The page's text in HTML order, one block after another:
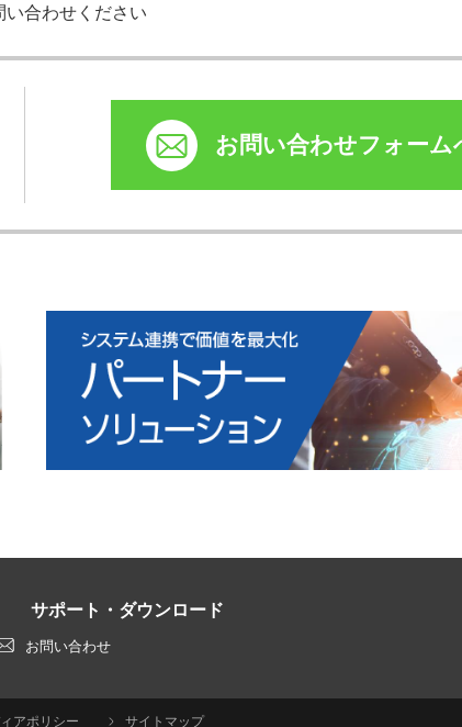
い合わせください
お問い合わせフォーム
サポート・ダウンロード
お問い合わせ
アポリシー サイトマップ